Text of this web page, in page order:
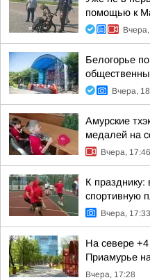
помощью к
Белогорье
Вчера,
Амурские
медалей на
Вчера, 17:46
К празднику:
спортивную
Вчера, 17:33
На севере +4
Приамурье
Вчера, 17:28